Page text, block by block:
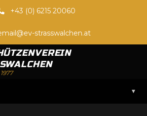
+43 (0) 6215 20060
strasswalchen.at
▾